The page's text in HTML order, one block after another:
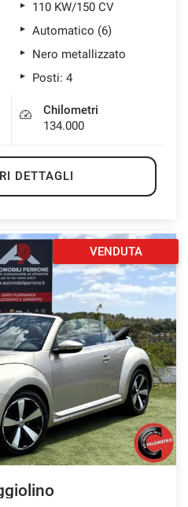
110 KW/150 CV
Automatico (6)
Nero metallizzato
Posti: 4
Chilometri
134.000
DETTAGLI
VENDUTA